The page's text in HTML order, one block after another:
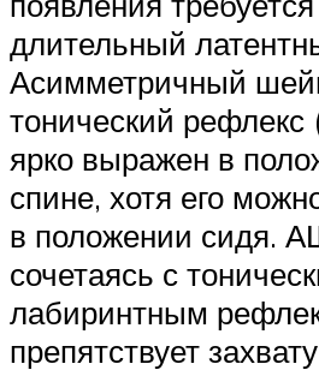
длительный
Асимметричный
тонический
ярко выражен в
спине, хотя его
в положении сидя.
сочетаясь с
лабиринтным
препятствует